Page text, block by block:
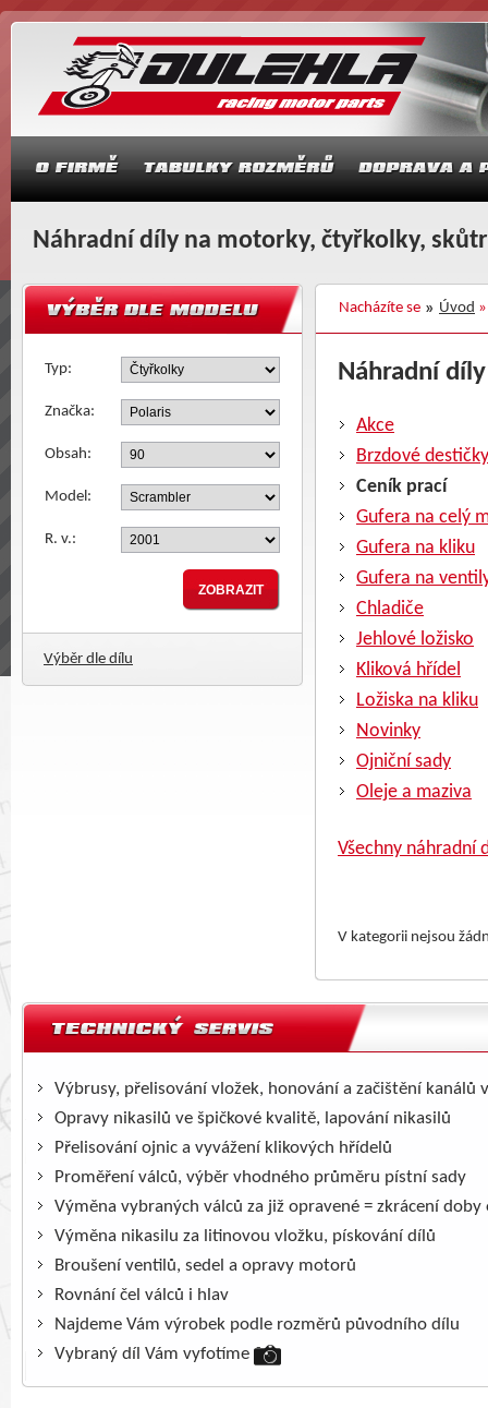
Náhradní díly na motorky, čtyřkolky,
Nacházíte se Úvod
Typ:
Značka:
Obsah:
Model:
R. v.:
Výběr dle dílu
Náhradní
Akce
Brzdové destičky
Ceník prací
Gufera na celý
Gufera na kliku
Gufera na
Chladiče
Jehlové ložisko
Kliková hřídel
Ložiska na kliku
Novinky
Ojniční sady
Oleje a maziva
Všechny náhradní
V kategorii nejsou
Výbrusy, přelisování vložek, honování a začištění kanálů
Opravy nikasilů ve špičkové kvalitě, lapování nikasilů
Přelisování ojnic a vyvážení klikových hřídelů
Proměření válců, výběr vhodného průměru pístní sady
Výměna vybraných válců za již opravené = zkrácení doby
Výměna nikasilu za litinovou vložku, pískování dílů
Broušení ventilů, sedel a opravy motorů
Rovnání čel válců i hlav
Najdeme Vám výrobek podle rozměrů původního dílu
Vybraný díl Vám vyfotíme